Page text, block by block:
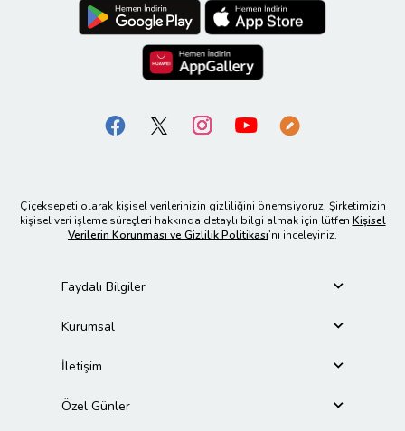
Çiçeksepeti olarak kişisel verilerinizin gizliliğini önemsiyoruz. Şirketimizin
kişisel veri işleme süreçleri hakkında detaylı bilgi almak için lütfen Kişisel
Verilerin Korunması ve Gizlilik Politikası’nı inceleyiniz.
Faydalı Bilgiler
Kurumsal
İletişim
Özel Günler